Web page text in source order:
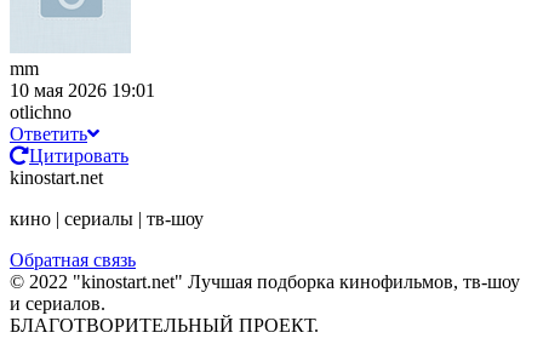
mm
10 мая 2026 19:01
otlichno
Ответить
Цитировать
kinostart.net
кино | сериалы | тв-шоу
Обратная связь
© 2022 "kinostart.net" Лучшая подборка кинофильмов, тв-шоу
и сериалов.
БЛАГОТВОРИТЕЛЬНЫЙ ПРОЕКТ.